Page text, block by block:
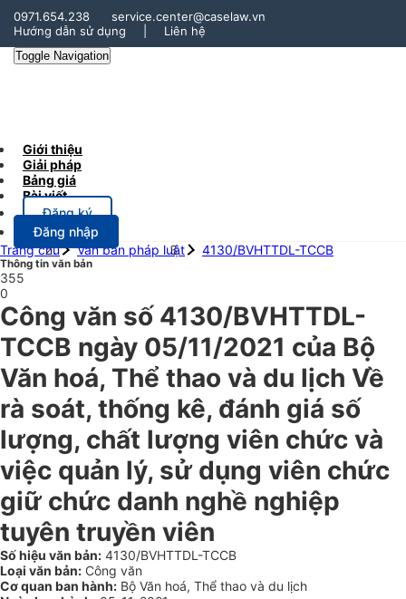
0971.654.238
service.center@caselaw.vn
Hướng dẫn sử dụng
Liên hệ
Toggle Navigation
Giới thiệu
Giải pháp
Bảng giá
Bài viết
Đăng ký
Đăng nhập
Trang chủ
Văn bản pháp luật 4130/BVHTTDL-TCCB
Thông tin văn bản
355
0
Công văn số 4130/BVHTTDL-
TCCB ngày 05/11/2021 của Bộ
Văn hoá, Thể thao và du lịch Về
rà soát, thống kê, đánh giá số
lượng, chất lượng viên chức và
việc quản lý, sử dụng viên chức
giữ chức danh nghề nghiệp
tuyên truyền viên
Số hiệu văn bản: 4130/BVHTTDL-TCCB
Loại văn bản: Công văn
Cơ quan ban hành: Bộ Văn hoá, Thể thao và du lịch